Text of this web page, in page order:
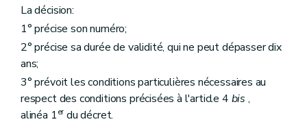
La décision:
1° précise son numéro;
2° précise sa durée de validité, qui ne peut dépasser dix
ans;
3° prévoit les conditions particulières nécessaires au
respect des conditions précisées à l'article 4 bis ,
alinéa 1erdu décret.